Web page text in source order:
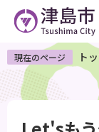
ペ
ー
ジ
現在のページ ト